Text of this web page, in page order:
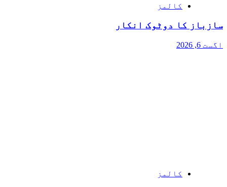
کالمز
سازباز کا دوٹوک انکار
اگست 6, 2026
کالمز